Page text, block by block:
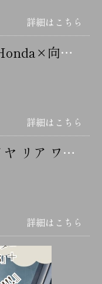
詳細はこちら
のキャスターカバー
詳細はこちら
パーキャップ
詳細はこちら